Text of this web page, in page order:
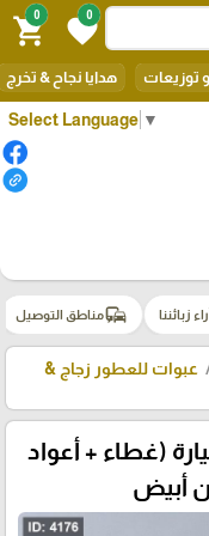
Select Language ▼
0
favorite
0
shopping_cart
و توزيعات هدايا نجاح & تخرج
زبائننا commuteمناطق التوصيل
عبوات للعطور زجاج &
- 5 مل - للسيارة (غطاء + أعواد
أبيض